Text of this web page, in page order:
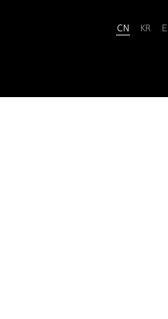
CN KR
的使命，
的美之未
龄、性别